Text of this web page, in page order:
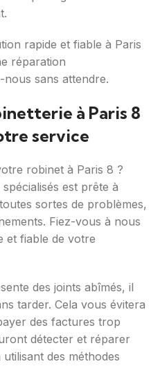
rapide et fiable à Paris
réparation
sans attendre.
à Paris 8
service
robinet à Paris 8 ?
est prête à
sortes de problèmes,
Fiez-vous à nous
et fiable de votre
des joints abîmés, il
tarder. Cela vous évitera
des factures trop
détecter et réparer
des méthodes